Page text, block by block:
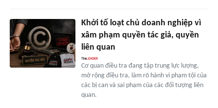
Khởi tố loạt chủ doanh nghiệp vì
xâm phạm quyền tác giả, quyền
liên quan
Cơ quan điều tra đang tập trung lực lượng,
mở rộng điều tra, làm rõ hành vi phạm tội của
các bị can và sai phạm của các đối tượng liên
quan.